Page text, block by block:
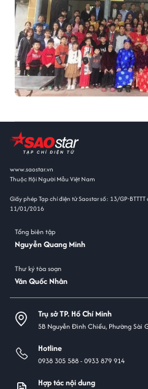
www.saostar.vn
Thuộc Hội Người Mẫu Việt Nam
Giấy phép Tạp chí điện tử Saostar số: 13/GP-
11/01/2016
Tổng biên tập
Nguyễn Quang Minh
Thư ký tòa soạn
Văn Quốc Nhân
Trụ sở TP. Hồ Chí Minh
5B Nguyễn Đình Chiểu, Phường Sài
Hotline
0938 305 588 -0933 879 914
Hợp tác nội dung